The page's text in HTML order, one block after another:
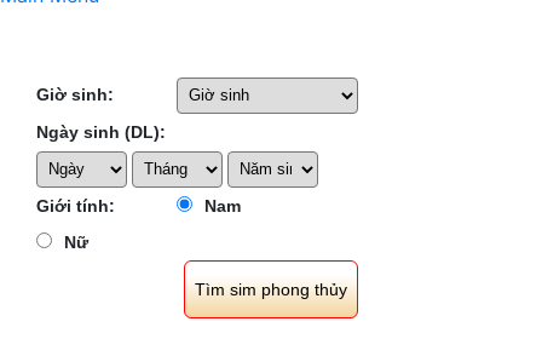
Giờ sinh:
Ngày sinh (DL):
Giới tính:
Nam
Nữ